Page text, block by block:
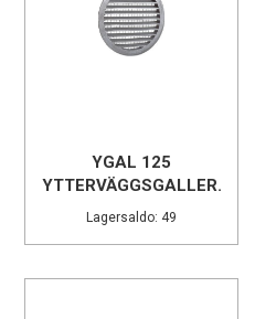
YGAL 125
YTTERVÄGGSGALLER...
Lagersaldo: 49